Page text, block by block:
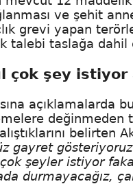
ve şehit
grevi yapan
talebi taslağa dahil
çok şey istiyor
açıklamalarda
değinmeden
belirten
gayret
çok şeyler istiyor
durmayacağız,